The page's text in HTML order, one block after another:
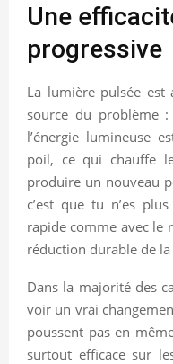
Une
progressive
La lumière pulsée est
source du problème
l’énergie lumineuse
poil, ce qui chauffe
produire un nouveau
c’est que tu n’es
rapide comme avec le
réduction durable de
Dans la majorité des
voir un vrai
poussent pas en
surtout efficace sur